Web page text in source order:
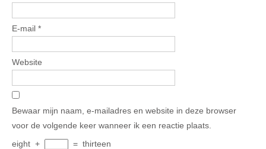
E-mail *
Website
Bewaar mijn naam, e-mailadres en website in deze browser
voor de volgende keer wanneer ik een reactie plaats.
eight + = thirteen